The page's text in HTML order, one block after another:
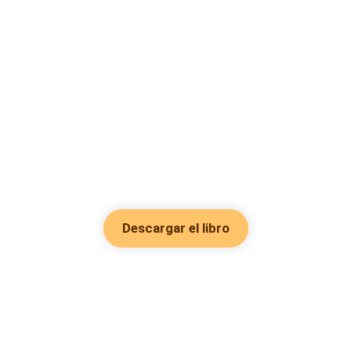
Descargar el libro